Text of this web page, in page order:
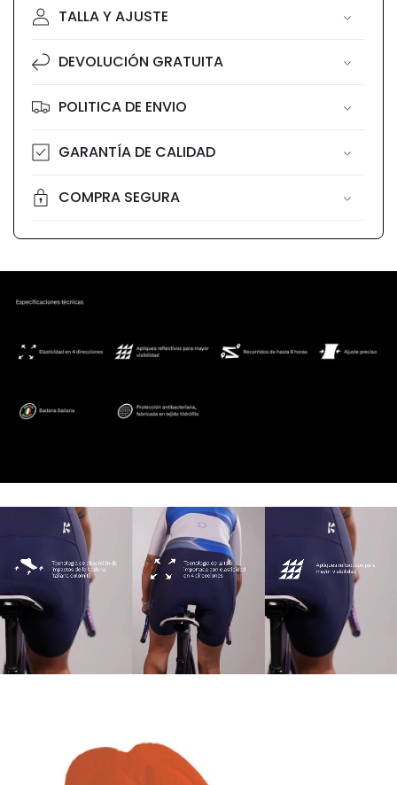
TALLA Y AJUSTE
DEVOLUCIÓN GRATUITA
POLITICA DE ENVIO
GARANTÍA DE CALIDAD
COMPRA SEGURA